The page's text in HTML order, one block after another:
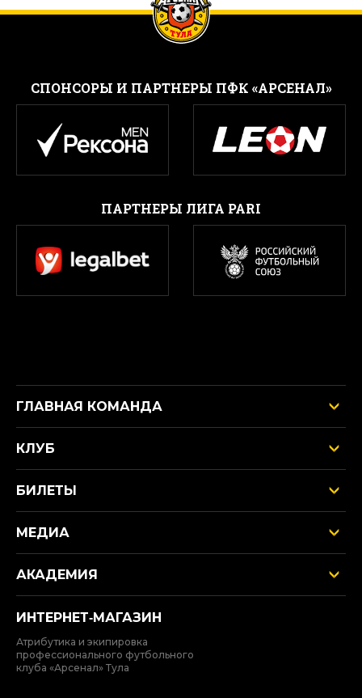
CПОНСОРЫ И ПАРТНЕРЫ ПФК «АРСЕНАЛ»
ПАРТНЕРЫ ЛИГА PARI
ГЛАВНАЯ КОМАНДА
КЛУБ
БИЛЕТЫ
МЕДИА
АКАДЕМИЯ
ИНТЕРНЕТ‑МАГАЗИН
Атрибутика и экипировка
профессионального футбольного
клуба «Арсенал» Тула